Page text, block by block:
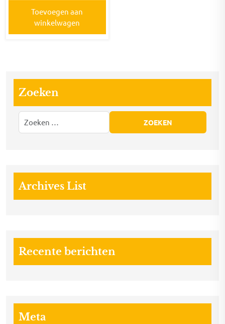
Toevoegen aan
winkelwagen
Zoeken
Archives List
Recente berichten
Meta